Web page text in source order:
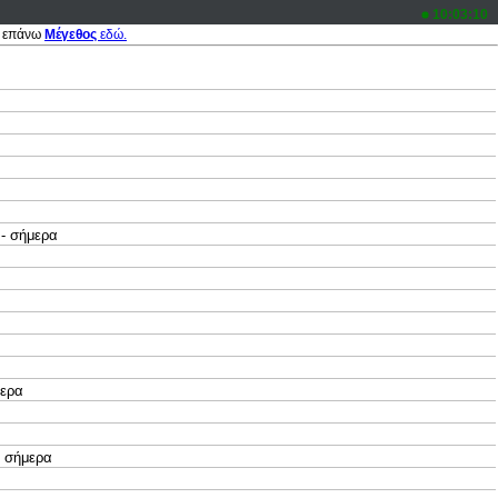
10:03:10
Μέγεθος εδώ.
σήμερα
σήμερα